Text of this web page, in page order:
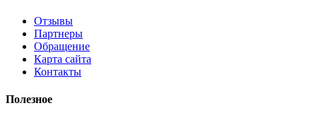
Отзывы
Партнеры
Обращение
Карта сайта
Контакты
Полезное